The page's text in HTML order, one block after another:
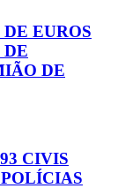
EUROS
DE
DE
CIVIS